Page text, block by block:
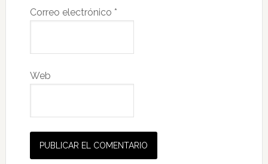
Correo electrónico *
Web